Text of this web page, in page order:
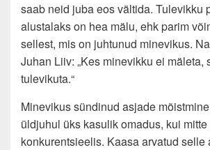
saab neid juba eos vältida. Tulevikku
alustalaks on hea mälu, ehk parim
sellest, mis on juhtunud minevikus.
Juhan Liiv: „Kes minevikku ei mäleta,
tulevikuta.“
Minevikus sündinud asjade
üldjuhul üks kasulik omadus, kui mitte
konkurentsieelis. Kaasa arvatud selle